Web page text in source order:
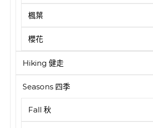
楓葉
櫻花
Hiking 健走
Seasons 四季
Fall 秋